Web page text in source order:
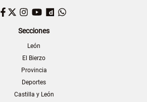
Facebook
TwitterInstagram
YouTubeDailymotion
Secciones
León
El Bierzo
Provincia
Deportes
Castilla y León